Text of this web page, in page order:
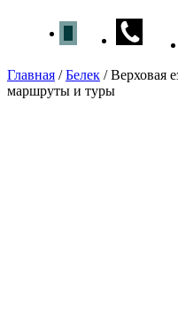
Главная /Белек /Верховая
маршруты и туры